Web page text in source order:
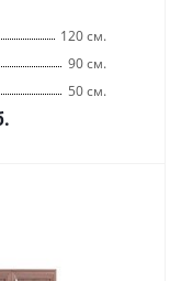
120 см.
90 см.
50 см.